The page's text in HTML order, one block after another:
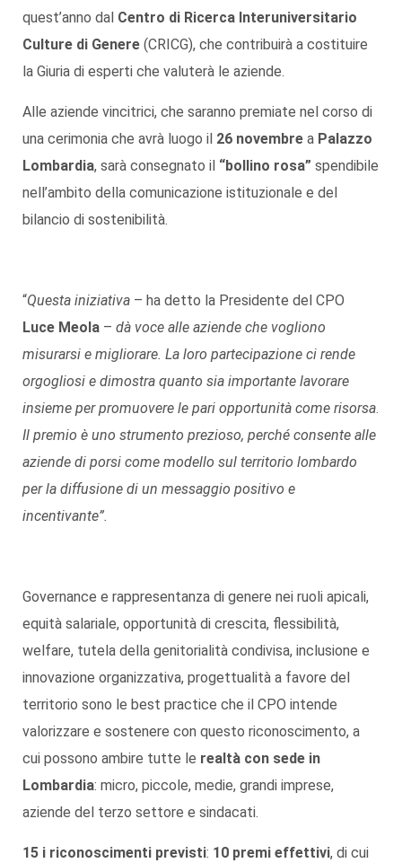
quest’anno dal Centro di Ricerca Interuniversitario
Culture di Genere (CRICG), che contribuirà a costituire
la Giuria di esperti che valuterà le aziende.
Alle aziende vincitrici, che saranno premiate nel corso di
una cerimonia che avrà luogo il 26 novembre a Palazzo
Lombardia, sarà consegnato il “bollino rosa” spendibile
nell’ambito della comunicazione istituzionale e del
bilancio di sostenibilità.
“Questa iniziativa – ha detto la Presidente del CPO
Luce Meola – dà voce alle aziende che vogliono
misurarsi e migliorare. La loro partecipazione ci rende
orgogliosi e dimostra quanto sia importante lavorare
insieme per promuovere le pari opportunità come risorsa.
Il premio è uno strumento prezioso, perché consente alle
aziende di porsi come modello sul territorio lombardo
per la diffusione di un messaggio positivo e
incentivante”.
Governance e rappresentanza di genere nei ruoli apicali,
equità salariale, opportunità di crescita, flessibilità,
welfare, tutela della genitorialità condivisa, inclusione e
innovazione organizzativa, progettualità a favore del
territorio sono le best practice che il CPO intende
valorizzare e sostenere con questo riconoscimento, a
cui possono ambire tutte le realtà con sede in
Lombardia: micro, piccole, medie, grandi imprese,
aziende del terzo settore e sindacati.
15 i riconoscimenti previsti: 10 premi effettivi, di cui